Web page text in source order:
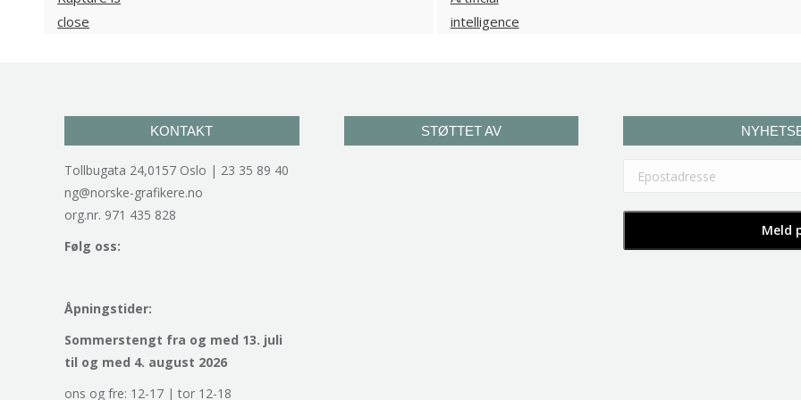
KONTAKT
Tollbugata 24,0157 Oslo | 23 35 89 40
ng@norske-grafikere.no
org.nr. 971 435 828
Følg oss:
Åpningstider:
Sommerstengt fra og med 13. juli
til og med 4. august 2026
ons og fre: 12-17 | tor 12-18
STØTTET AV